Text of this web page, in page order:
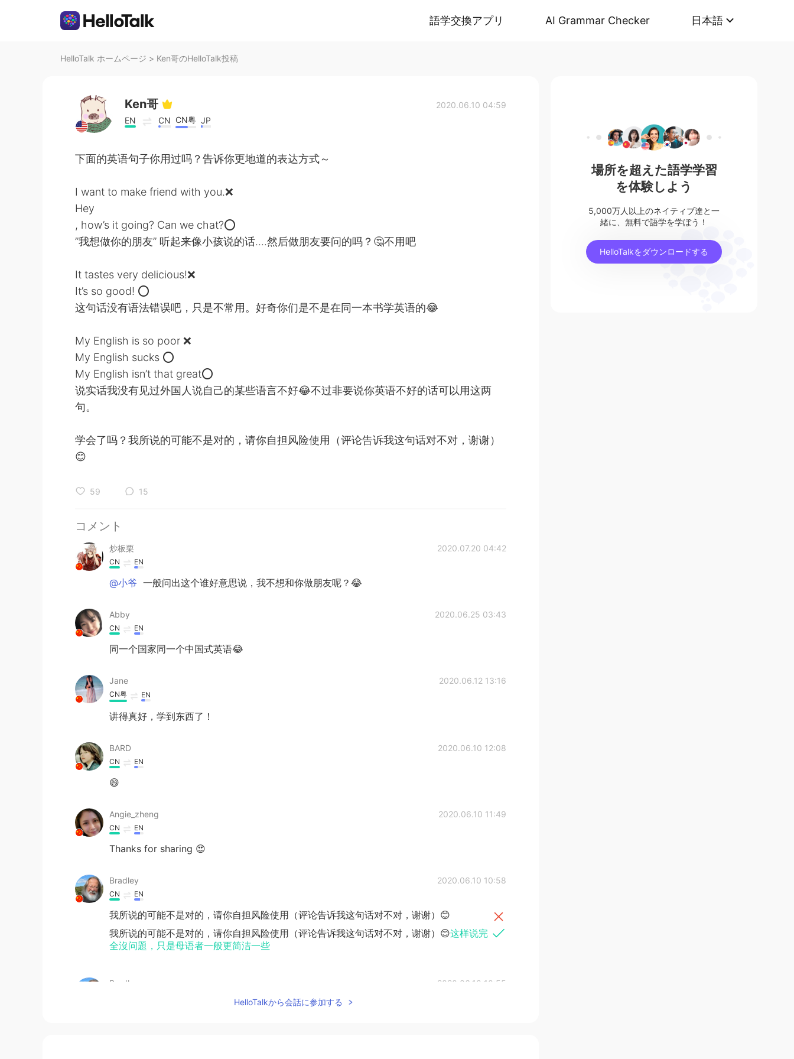
語学交換アプリ AI Grammar Checker 日本語
HelloTalk ホームページ > Ken哥のHelloTalk投稿
Ken哥
EN CN CN粤 JP
2020.06.10 04:59
下面的英语句子你用过吗？告诉你更地道的表达方式～
I want to make friend with you.❌
Hey
, how’s it going? Can we chat?⭕
”我想做你的朋友” 听起来像小孩说的话....然后做朋友要问的吗？🤔不用吧
It tastes very delicious!❌
It’s so good! ⭕
这句话没有语法错误吧，只是不常用。好奇你们是不是在同一本书学英语的😂
My English is so poor ❌
My English sucks ⭕
My English isn’t that great⭕
说实话我没有见过外国人说自己的某些语言不好😂不过非要说你英语不好的话可以用这两
句。
学会了吗？我所说的可能不是对的，请你自担风险使用（评论告诉我这句话对不对，谢谢）
😊
59 15
コメント
炒板栗 2020.07.20 04:42
CN EN
@小爷 一般问出这个谁好意思说，我不想和你做朋友呢？😂
Abby 2020.06.25 03:43
CN EN
同一个国家同一个中国式英语😂
Jane 2020.06.12 13:16
CN粤 EN
讲得真好，学到东西了！
BARD 2020.06.10 12:08
CN EN
😄
Angie_zheng 2020.06.10 11:49
CN EN
Thanks for sharing 😍
Bradley 2020.06.10 10:58
CN EN
我所说的可能不是对的，请你自担风险使用（评论告诉我这句话对不对，谢谢）😊
我所说的可能不是对的，请你自担风险使用（评论告诉我这句话对不对，谢谢）😊这样说完
全沒问題，只是母语者一般更简洁一些
Bradley 2020.06.10 10:55
HelloTalkから会話に参加する
場所を超えた語学学習
を体験しよう
5,000万人以上のネイティブ達と一
緒に、無料で語学を学ぼう！
HelloTalkをダウンロードする